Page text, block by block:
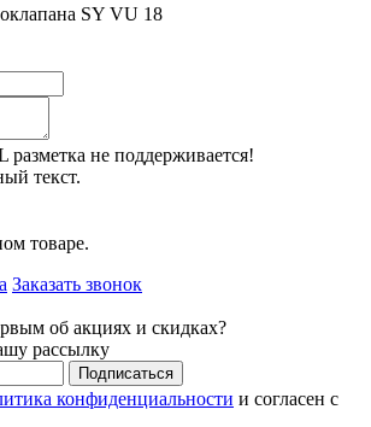
SY VU 18
разметка не поддерживается!
текст.
товаре.
Заказать звонок
об акциях и скидках?
рассылку
Подписаться
конфиденциальности и согласен с